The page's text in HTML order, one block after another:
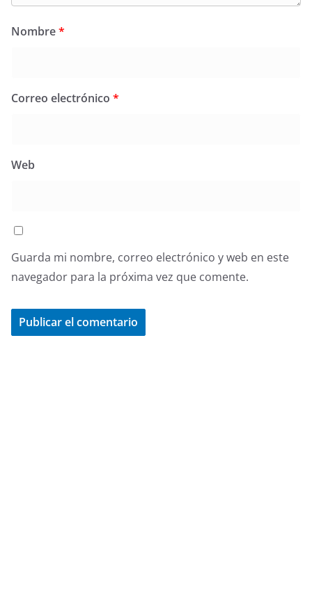
Nombre*
Correo electrónico *
Web
Guarda mi nombre, correo electrónico y web en este
navegador para la próxima vez que comente.